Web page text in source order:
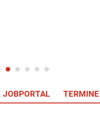
JOBPORTAL TERMINE